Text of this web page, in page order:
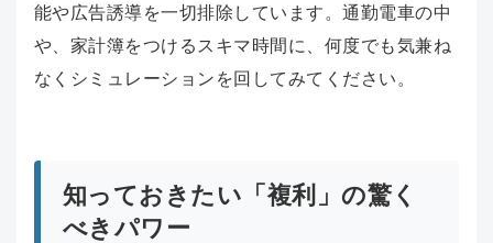
能や広告誘導を一切排除しています。通勤電車の中
や、家計簿をつけるスキマ時間に、何度でも気兼ね
なくシミュレーションを回してみてください。
知っておきたい「複利」の驚く
べきパワー